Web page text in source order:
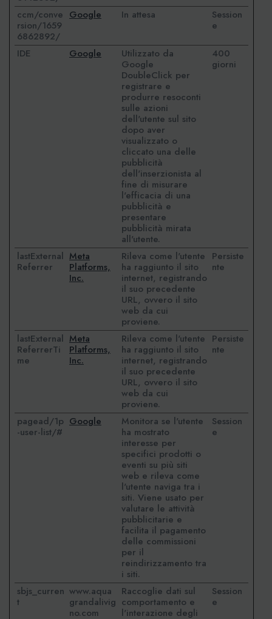
ccm/conve
rsion/1659
6862892/
Google In attesa
Session
e
IDE Google
Utilizzato da
Google
DoubleClick per
registrare e
produrre resoconti
sulle azioni
dell'utente sul sito
dopo aver
visualizzato o
cliccato una delle
pubblicità
dell'inserzionista al
fine di misurare
l'efficacia di una
pubblicità e
presentare
pubblicità mirata
all'utente.
400
giorni
lastExternal
Referrer
Meta
Platforms,
Inc.
Rileva come l'utente
ha raggiunto il sito
internet, registrando
il suo precedente
URL, ovvero il sito
web da cui
proviene.
Persiste
nte
lastExternal
ReferrerTi
me
Meta
Platforms,
Inc.
Rileva come l'utente
ha raggiunto il sito
internet, registrando
il suo precedente
URL, ovvero il sito
web da cui
proviene.
Persiste
nte
pagead/1p
-user-list/#
Google
Monitora se l'utente
ha mostrato
interesse per
specifici prodotti o
eventi su più siti
web e rileva come
l'utente naviga tra i
siti. Viene usato per
valutare le attività
pubblicitarie e
facilita il pagamento
delle commissioni
per il
reindirizzamento tra
i siti.
Session
e
sbjs_curren
t
www.aqua
grandalivig
no.com
Raccoglie dati sul
comportamento e
l'interazione degli
Session
e